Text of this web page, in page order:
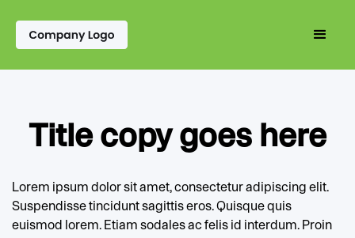
Title copy goes here
Lorem ipsum dolor sit amet, consectetur adipiscing elit.
Suspendisse tincidunt sagittis eros. Quisque quis
euismod lorem. Etiam sodales ac felis id interdum. Proin